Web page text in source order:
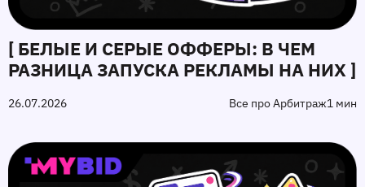
[ БЕЛЫЕ И СЕРЫЕ ОФФЕРЫ: В ЧЕМ
РАЗНИЦА ЗАПУСКА РЕКЛАМЫ НА НИХ ]
26.07.2026 Все про Арбитраж1 мин